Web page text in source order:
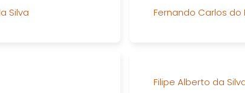
Silva Fernando Carlos do
Filipe Alberto da